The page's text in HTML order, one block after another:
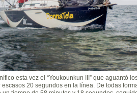
esta vez el “Youkounkun III” que aguantó
20 segundos en la línea. De todas